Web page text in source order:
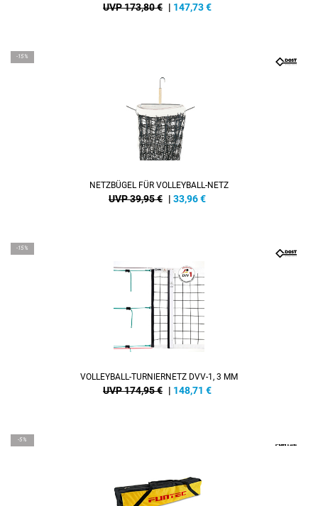
UVP 173,80 € | 147,73€
-15%
NETZBÜGEL FÜR VOLLEYBALL-NETZ
UVP 39,95 € | 33,96€
-15%
VOLLEYBALL-TURNIERNETZ DVV-1, 3 MM
UVP 174,95 € | 148,71 €
-5%